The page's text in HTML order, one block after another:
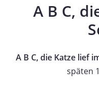
A B C,
A B C, die Katze lief
späten